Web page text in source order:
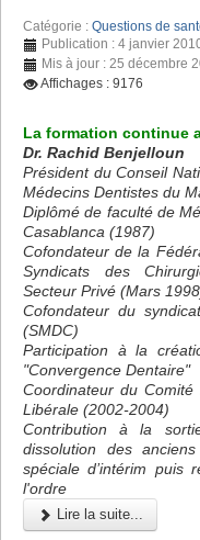
Catégorie : Questions de
Publication : 4 janvier
Mis à jour : 25 décembre
Affichages : 9176
La formation continue
Dr. Rachid Benjelloun
Président du Conseil
Médecins Dentistes du
Diplômé de faculté de
Casablanca (1987)
Cofondateur de la
Syndicats des
Secteur Privé (Mars
Cofondateur du
(SMDC)
Participation à la
"Convergence Dentaire"
Coordinateur du
Libérale (2002-2004)
Contribution à la
dissolution des
spéciale d’intérim puis
l'ordre
Lire la suite...